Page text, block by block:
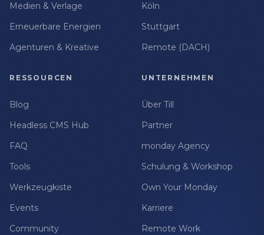
Medien & Verlage
Erneuerbare Energien
Agenturen & Kreative
Köln
Stuttgart
Remote (DACH)
RESSOURCEN
Blog
Headless CMS Hub
FAQ
Tools
Werkzeugkiste
Events
Community
UNTERNEHMEN
Über Till
Partner
monday Agency
Schulung & Workshop
Own Your Monday
Karriere
Remote Work